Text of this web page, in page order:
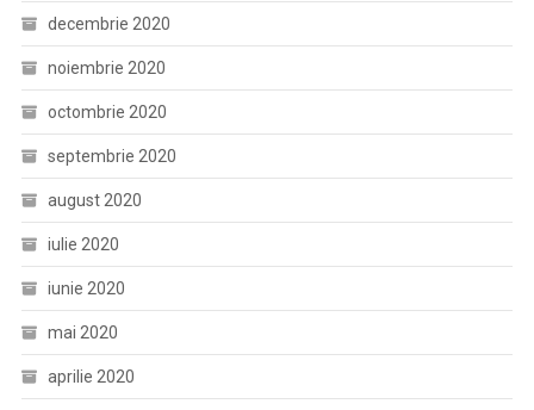
decembrie 2020
noiembrie 2020
octombrie 2020
septembrie 2020
august 2020
iulie 2020
iunie 2020
mai 2020
aprilie 2020